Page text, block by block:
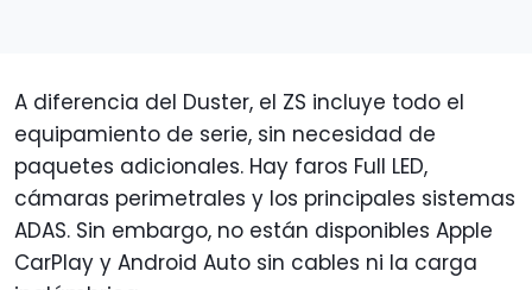
A diferencia del Duster, el ZS incluye todo el
equipamiento de serie, sin necesidad de
paquetes adicionales. Hay faros Full LED,
cámaras perimetrales y los principales sistemas
ADAS. Sin embargo, no están disponibles Apple
CarPlay y Android Auto sin cables ni la carga